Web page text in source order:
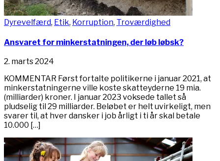
Dyrevelfærd, Etik, Korruption, Troværdighed
Ansvaret for minkerstatningen, der løb løbsk?
2. marts 2024
KOMMENTAR Først fortalte politikerne i januar 2021, at
minkerstatningerne ville koste skatteyderne 19 mia.
(milliarder) kroner. I januar 2023 voksede tallet så
pludselig til 29 milliarder. Beløbet er helt uvirkeligt, men
svarer til, at hver dansker i job årligt i ti år skal betale
10.000 […]